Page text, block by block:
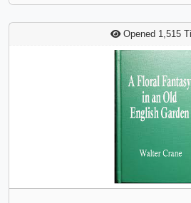
Opened 1,515